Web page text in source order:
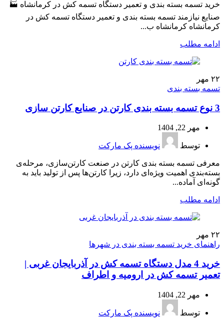
خرید تسمه بسته بندی و تعمیر دستگاه تسمه کش در کرمانشاه 🏭
صنایع نیازمند تسمه بسته بندی و تعمیر دستگاه‌ تسمه‌ کش در
کرمانشاه کرمانشاه ب...
ادامه مطلب
۲۲ مهر
تسمه بسته بندی
3 نوع تسمه بسته بندی کارتن در صنایع کارتن سازی
مهر 22, 1404
توسط نویسنده پک مارکت
معرفی تسمه بسته بندی کارتن در صنعت کارتن‌سازی، مرحله‌ی
بسته‌بندی اهمیت ویژه‌ای دارد، زیرا کارتن‌ها پس از تولید باید به
گونه‌ای آماده...
ادامه مطلب
۲۲ مهر
راهنمای خرید تسمه بسته بندی در شهرها
خرید 4 مدل دستگاه تسمه‌ کش در آذربایجان غربی |
تعمیر تسمه کش در ارومیه و اطراف
مهر 22, 1404
توسط نویسنده پک مارکت